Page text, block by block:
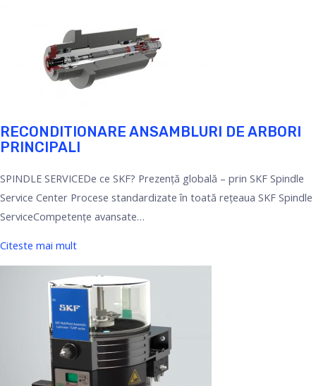
RECONDITIONARE ANSAMBLURI DE ARBORI
PRINCIPALI
SPINDLE SERVICEDe ce SKF? Prezență globală – prin SKF Spindle
Service Center Procese standardizate în toată rețeaua SKF Spindle
ServiceCompetențe avansate…
Citeste mai mult